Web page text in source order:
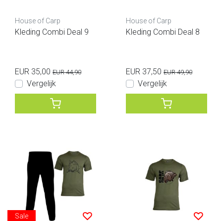
House of Carp
Kleding Combi Deal 9
EUR 35,00 EUR 44,90
Vergelijk
House of Carp
Kleding Combi Deal 8
EUR 37,50 EUR 49,90
Vergelijk
Sale